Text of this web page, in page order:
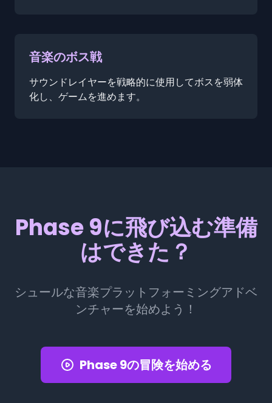
音楽のボス戦
サウンドレイヤーを戦略的に使用してボスを弱体
化し、ゲームを進めます。
Phase 9に飛び込む準備
はできた？
シュールな音楽プラットフォーミングアドベ
ンチャーを始めよう！
Phase 9の冒険を始める